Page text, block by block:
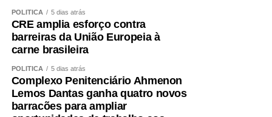
POLÍTICA 5 dias atrás
CRE amplia esforço contra
barreiras da União Europeia à
carne brasileira
POLÍTICA 5 dias atrás
Complexo Penitenciário Ahmenon
Lemos Dantas ganha quatro novos
barracões para ampliar